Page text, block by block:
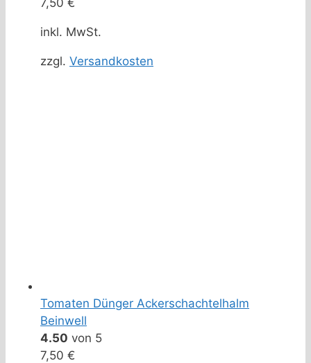
inkl. MwSt.
zzgl. Versandkosten
Tomaten Dünger Ackerschachtelhalm
Beinwell
4.50 von 5
7,50 €